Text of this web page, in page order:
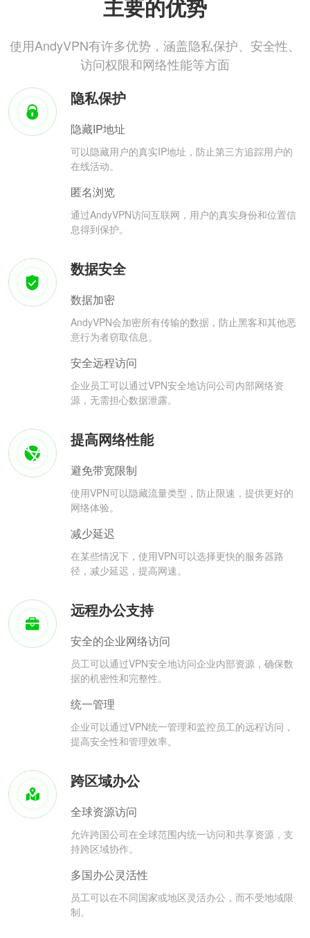
主要的优势
使用AndyVPN有许多优势，涵盖隐私保护、安全性、
访问权限和网络性能等方面
隐私保护
隐藏IP地址
可以隐藏用户的真实IP地址，防止第三方追踪用户的
在线活动。
匿名浏览
通过AndyVPN访问互联网，用户的真实身份和位置信
息得到保护。
数据安全
数据加密
AndyVPN会加密所有传输的数据，防止黑客和其他恶
意行为者窃取信息。
安全远程访问
企业员工可以通过VPN安全地访问公司内部网络资
源，无需担心数据泄露。
提高网络性能
避免带宽限制
使用VPN可以隐藏流量类型，防止限速，提供更好的
网络体验。
减少延迟
在某些情况下，使用VPN可以选择更快的服务器路
径，减少延迟，提高网速。
远程办公支持
安全的企业网络访问
员工可以通过VPN安全地访问企业内部资源，确保数
据的机密性和完整性。
统一管理
企业可以通过VPN统一管理和监控员工的远程访问，
提高安全性和管理效率。
跨区域办公
全球资源访问
允许跨国公司在全球范围内统一访问和共享资源，支
持跨区域协作。
多国办公灵活性
员工可以在不同国家或地区灵活办公，而不受地域限
制。